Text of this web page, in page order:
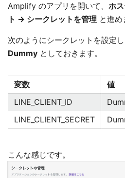
Amplify のアプリを開いて、 ホ
ト → シークレットを管理 と進め
次のようにシークレットを設定
Dummy としておきます。
変数
値
LINE_CLIENT_ID
LINE_CLIENT_SECRET
こんな感じです。